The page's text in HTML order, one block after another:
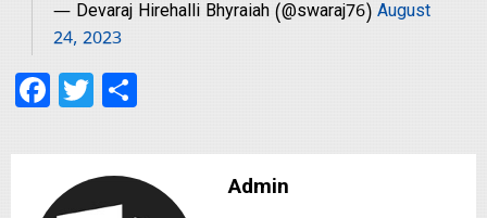
Contact
Us
— Devaraj Hirehalli Bhyraiah (@swaraj76)August
24, 2023
Facebook
Twitter
Admin